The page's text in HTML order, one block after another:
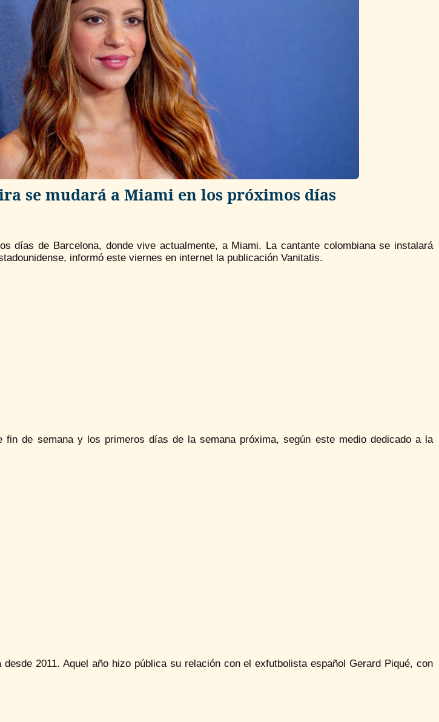
se mudará a Miami en los próximos días
días de Barcelona, donde vive actualmente, a Miami. La cantante colombiana se instalará
informó este viernes en internet la publicación Vanitatis.
fin de semana y los primeros días de la semana próxima, según este medio dedicado a la
2011. Aquel año hizo pública su relación con el exfutbolista español Gerard Piqué, con